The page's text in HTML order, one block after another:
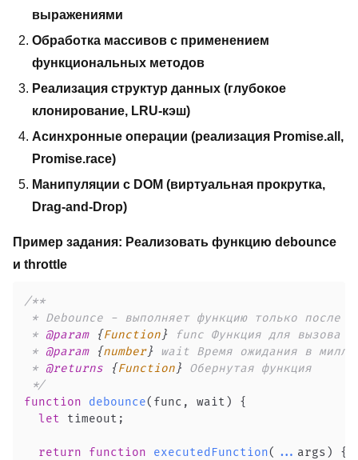
выражениями
Обработка массивов с применением
функциональных методов
Реализация структур данных (глубокое
клонирование, LRU-кэш)
Асинхронные операции (реализация Promise.all,
Promise.race)
Манипуляции с DOM (виртуальная прокрутка,
Drag-and-Drop)
Пример задания: Реализовать функцию debounce
и throttle
* @param {Function } func
* @param {number} wait
* @returns {Function }
*/
function
debounce( func , wait )
{
let timeout ;
return function executedFunction( ... args )
{